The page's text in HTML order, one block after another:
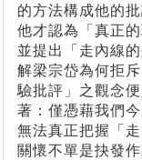
的方法構成他的
他才認為「真正
並提出「走內線
解梁宗岱為何拒
驗批評」之觀念
著：僅憑藉我們
無法真正把握「
關懷不單是抉發